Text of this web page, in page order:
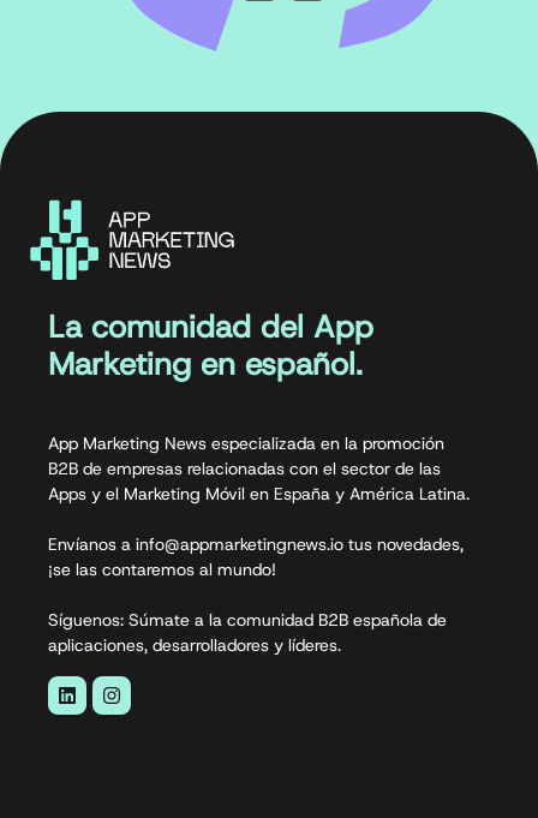
La comunidad del App
Marketing en español.
App Marketing News especializada en la promoción
B2B de empresas relacionadas con el sector de las
Apps y el Marketing Móvil en España y América Latina.
Envíanos a info@appmarketingnews.io tus novedades,
¡se las contaremos al mundo!
Síguenos: Súmate a la comunidad B2B española de
aplicaciones, desarrolladores y líderes.